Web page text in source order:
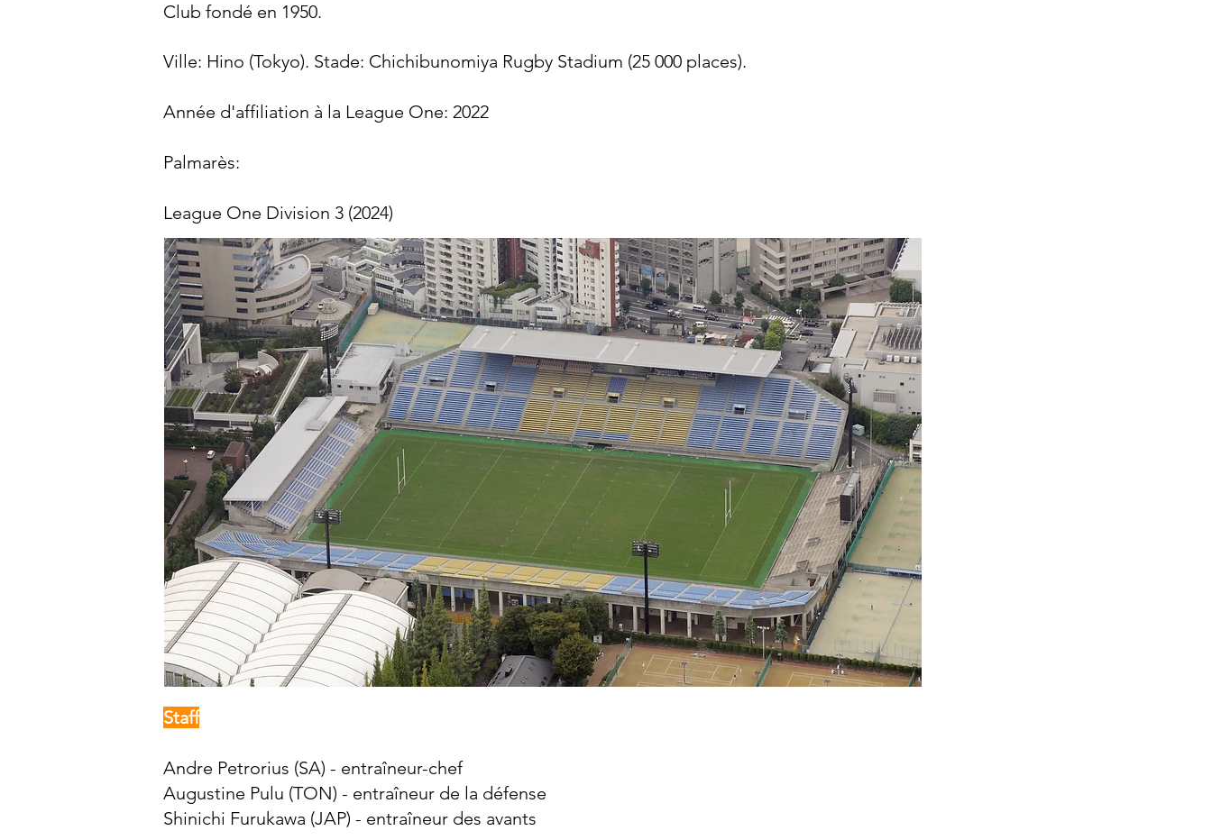
Club fondé en 1950.
Ville: Hino (Tokyo). Stade: Chichibunomiya Rugby Stadium (25 000 places).
Année d'affiliation à la League One: 2022
Palmarès:​​
League One Division 3 (2024)
Staff
Andre Petrorius (SA) - entraîneur-chef
Augustine Pulu (TON) - entraîneur de la défense
Shinichi Furukawa (JAP) - entraîneur des avants